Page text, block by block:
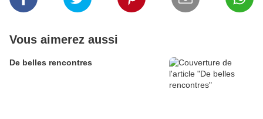
Vous aimerez aussi
De belles rencontres